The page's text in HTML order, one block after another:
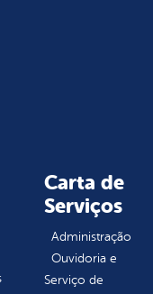
Carta de
Serviços
Administração
Ouvidoria e
Serviço de